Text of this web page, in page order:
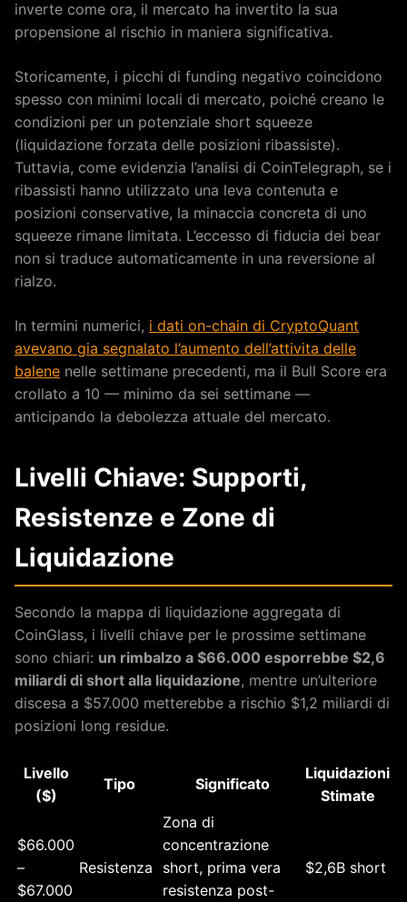
inverte come ora, il mercato ha invertito la sua
propensione al rischio in maniera significativa.
Storicamente, i picchi di funding negativo coincidono
spesso con minimi locali di mercato, poiché creano le
condizioni per un potenziale short squeeze
(liquidazione forzata delle posizioni ribassiste).
Tuttavia, come evidenzia l’analisi di CoinTelegraph, se i
ribassisti hanno utilizzato una leva contenuta e
posizioni conservative, la minaccia concreta di uno
squeeze rimane limitata. L’eccesso di fiducia dei bear
non si traduce automaticamente in una reversione al
rialzo.
In termini numerici, i dati on-chain di CryptoQuant
avevano gia segnalato l’aumento dell’attivita delle
balene nelle settimane precedenti, ma il Bull Score era
crollato a 10 — minimo da sei settimane —
anticipando la debolezza attuale del mercato.
Livelli Chiave: Supporti,
Resistenze e Zone di
Liquidazione
Secondo la mappa di liquidazione aggregata di
CoinGlass, i livelli chiave per le prossime settimane
sono chiari: un rimbalzo a $66.000 esporrebbe $2,6
miliardi di short alla liquidazione, mentre un’ulteriore
discesa a $57.000 metterebbe a rischio $1,2 miliardi di
posizioni long residue.
Livello
($)
Tipo Significato
Liquidazioni
Stimate
$66.000
–
$67.000
Resistenza
Zona di
concentrazione
short, prima vera
resistenza post-
$2,6B short